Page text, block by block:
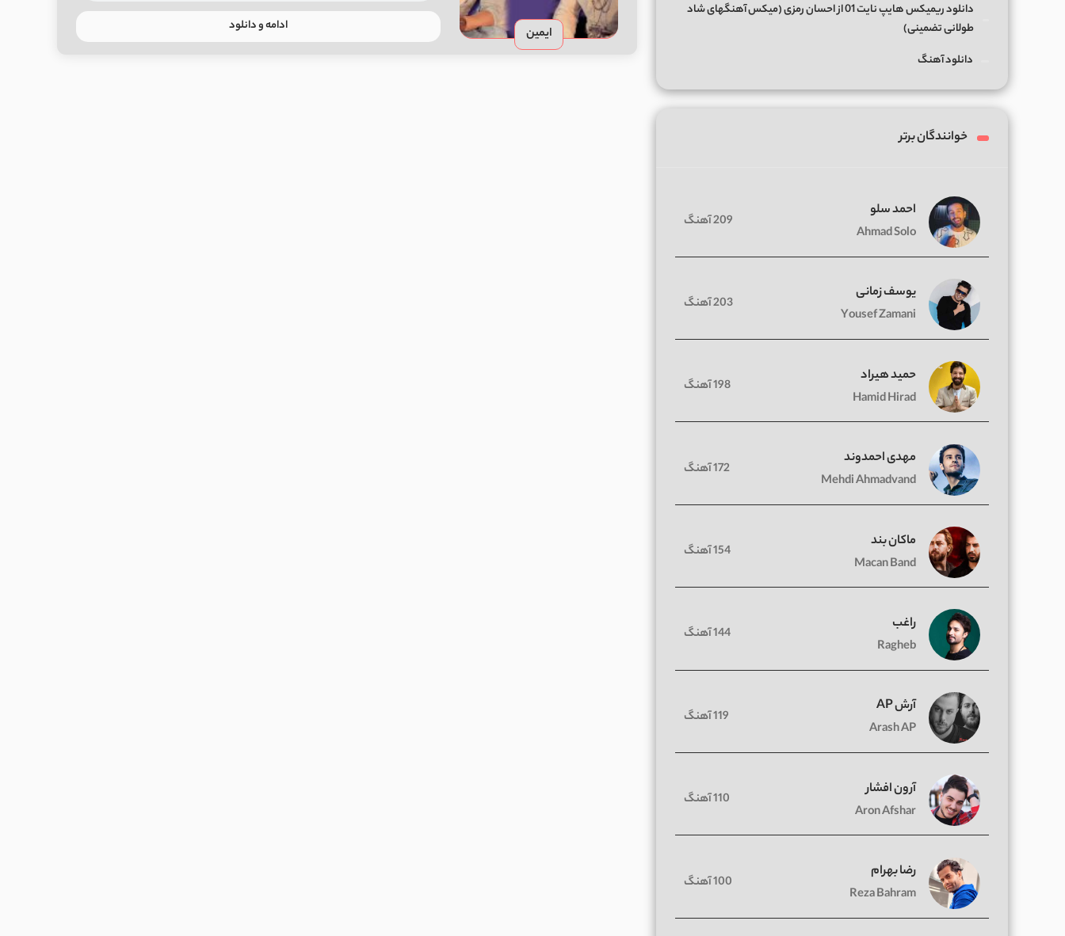
ایمین ادامه و دانلود
دانلود ریمیکس هایپ نایت 01 از احسان رمزی (میکس آهنگهای شاد
طولانی تضمینی)
دانلود آهنگ
خوانندگان برتر
احمد سلو
Ahmad Solo
209 آهنگ
یوسف زمانی
Yousef Zamani
203 آهنگ
حمید هیراد
Hamid Hirad
198 آهنگ
مهدی احمدوند
Mehdi Ahmadvand
172 آهنگ
ماکان بند
Macan Band
154 آهنگ
راغب
Ragheb
144 آهنگ
آرش AP
Arash AP
119 آهنگ
آرون افشار
Aron Afshar
110 آهنگ
رضا بهرام
Reza Bahram
100 آهنگ